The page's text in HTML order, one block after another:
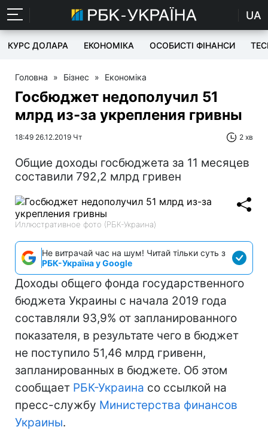
UA
КУРС ДОЛАРА ЕКОНОМІКА ОСОБИСТІ ФІНАНСИ
Головна » Бізнес » Економіка
Госбюджет недополучил 51
млрд из-за укрепления гривны
18:49 26.12.2019 Чт 2 хв
Общие доходы госбюджета за 11 месяцев
составили 792,2 млрд гривен
Иллюстративное фото (РБК-Украина)
Не витрачай час на шум! Читай тільки суть з
РБК-Україна у Google
Доходы общего фонда государственного
бюджета Украины с начала 2019 года
составляли 93,9% от запланированного
показателя, в результате чего в бюджет
не поступило 51,46 млрд гривенн,
запланированных в бюджете. Об этом
сообщает РБК-Украина со ссылкой на
пресс-службу Министерства финансов
Украины.